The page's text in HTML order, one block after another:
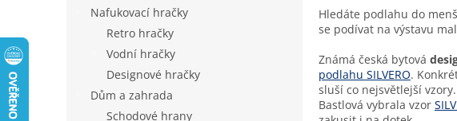
Nafukovací hračky
Retro hračky
Vodní hračky
Designové hračky
Dům a zahrada
Schodové hrany
Hledáte podlahu do
se podívat na výstavu
Známá česká bytová
podlahu SILVERO.
sluší co nejsvětlejší
Bastlová vybrala vzor